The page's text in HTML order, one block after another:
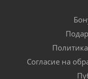
Согласие на